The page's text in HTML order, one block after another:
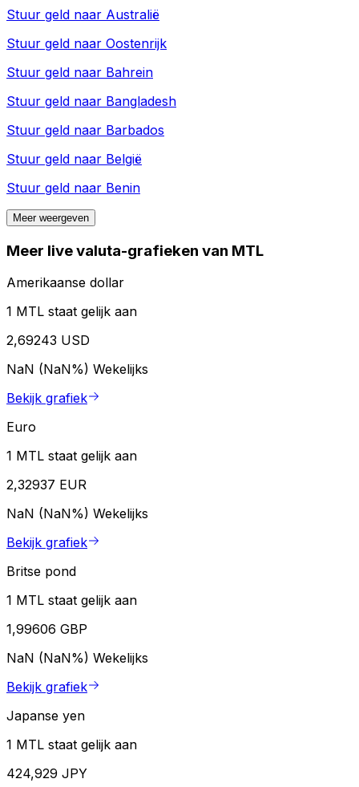
Stuur geld naar Australië
Stuur geld naar Oostenrijk
Stuur geld naar Bahrein
Stuur geld naar Bangladesh
Stuur geld naar Barbados
Stuur geld naar België
Stuur geld naar Benin
Meer weergeven
Meer live valuta-grafieken van MTL
Amerikaanse dollar
1 MTL staat gelijk aan
2,69243 USD
NaN (NaN%) Wekelijks
Bekijk grafiek
Euro
1 MTL staat gelijk aan
2,32937 EUR
NaN (NaN%) Wekelijks
Bekijk grafiek
Britse pond
1 MTL staat gelijk aan
1,99606 GBP
NaN (NaN%) Wekelijks
Bekijk grafiek
Japanse yen
1 MTL staat gelijk aan
424,929 JPY